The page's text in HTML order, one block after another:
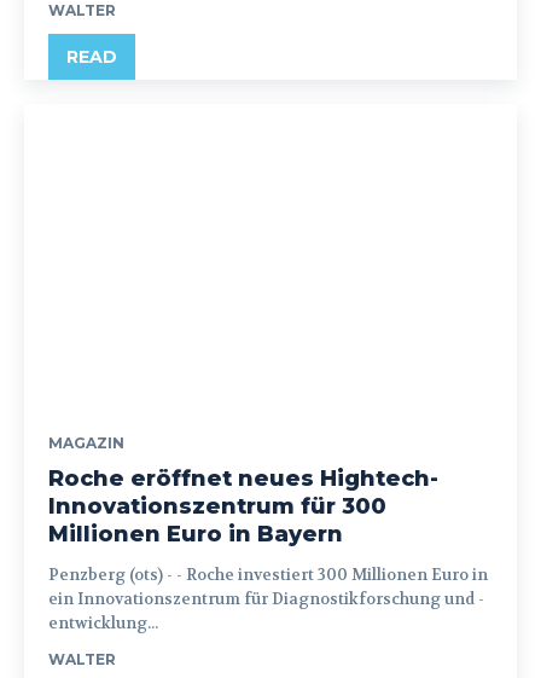
WALTER
READ
MAGAZIN
Roche eröffnet neues Hightech-
Innovationszentrum für 300
Millionen Euro in Bayern
Penzberg (ots) - - Roche investiert 300 Millionen Euro in
ein Innovationszentrum für Diagnostikforschung und -
entwicklung...
WALTER